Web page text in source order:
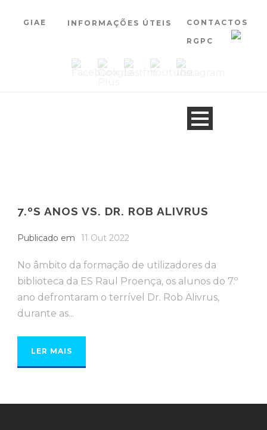
GIAE INFORMAÇÕES ÚTEIS CONTACTOS
RGPC
7.ºS ANOS VS. DR. ROB ALIVRUS
Publicado em 11 Out 2022
No âmbito da formação de utilizadores da
biblioteca da ES Raul Proença, os alunos do 7.º
ano defrontaram o terrível Dr. Rob Alivrus,
durante as...
LER MAIS